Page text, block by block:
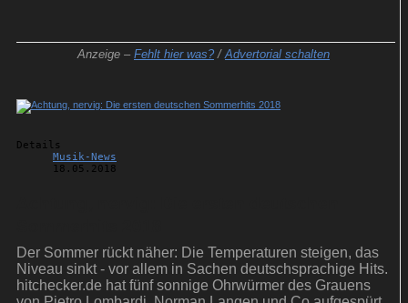
Anzeige – Fehlt hier was? /Advertorial schalten
Details
Musik-News
18.05.2018
Der Sommer rückt näher: Die Temperaturen steigen, das
Niveau sinkt - vor allem in Sachen deutschsprachige Hits.
hitchecker.de hat fünf sonnige Ohrwürmer des Grauens